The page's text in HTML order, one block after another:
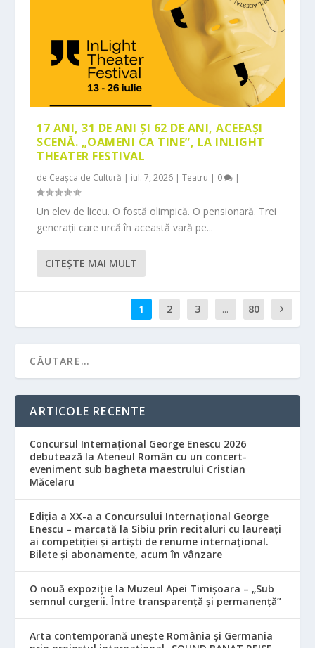
17 ANI, 31 DE ANI ȘI 62 DE ANI, ACEEAȘI
SCENĂ. „OAMENI CA TINE”, LA INLIGHT
THEATER FESTIVAL
de Ceașca de Cultură | iul. 7, 2026 |Teatru | 0 |
Un elev de liceu. O fostă olimpică. O pensionară. Trei
generații care urcă în această vară pe...
CITEŞTE MAI MULT
1 2 3 ... 80
ARTICOLE RECENTE
Concursul Internațional George Enescu 2026
debutează la Ateneul Român cu un concert-
eveniment sub bagheta maestrului Cristian
Măcelaru
Ediția a XX-a a Concursului Internațional George
Enescu – marcată la Sibiu prin recitaluri cu laureați
ai competiției și artiști de renume internațional.
Bilete și abonamente, acum în vânzare
O nouă expoziție la Muzeul Apei Timișoara – „Sub
semnul curgerii. Între transparență și permanență”
Arta contemporană unește România și Germania